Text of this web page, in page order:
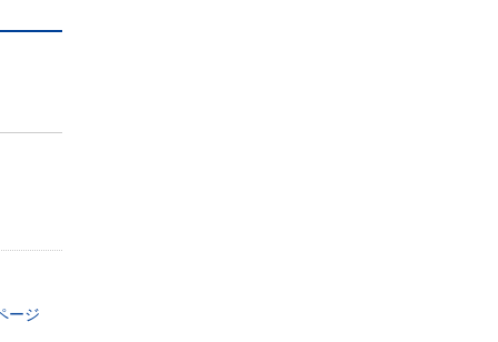
ージ